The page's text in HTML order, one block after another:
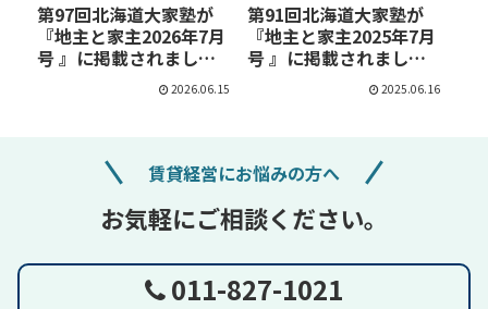
第97回北海道大家塾が
『地主と家主2026年7月
号 』に掲載されまし
2026.06.15
第91回北海道大家塾が
『地主と家主2025年7月
号 』に掲載されまし
2025.06.16
賃貸経営にお悩みの方へ
お気軽にご相談ください。
011-827-1021